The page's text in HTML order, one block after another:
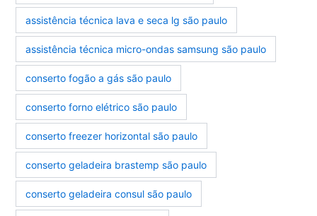
assistência técnica lava e seca lg são paulo
assistência técnica micro-ondas samsung são paulo
conserto fogão a gás são paulo
conserto forno elétrico são paulo
conserto freezer horizontal são paulo
conserto geladeira brastemp são paulo
conserto geladeira consul são paulo